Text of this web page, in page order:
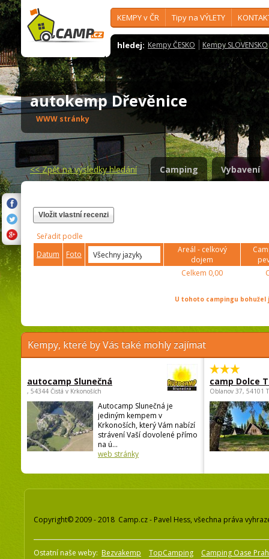
KEMPY v ČR Tipy na VÝLETY
hledej: Kempy ČESKO Kempy SLOVENSKO
autokemp Dřevěnice
WWW stránky
<<Zpět na výsledky hledání Camping Vybavení
Vložit vlastní recenzi
Seřadit podle
Datum
Foto
Areál - celkový
dojem
Celkem 0,00
U tohoto campingu
Kempy, které by Vás také mohly zajímat
autocamp Slunečná
, 54344 Čistá v Krkonoších
Autocamp Slunečná je
jediným kempem v
Krkonoších, který Vám nabízí
strávení Vaší dovolené přímo
na ú...
web stránky
camp Dolce
Oblanov 37, 54101
Copyright© 2009 - 2018 Camp.cz - Pavel Hess, všechna práva
Ostatní naše weby: Bezvakemp TopCamping Camping Oase